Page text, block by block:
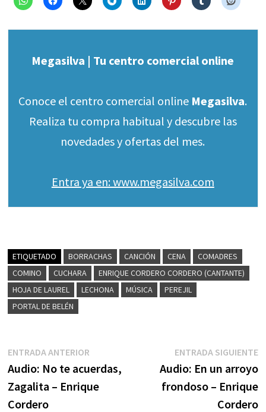
Megasilva | Tu centro comercial online
Conoce el centro comercial online Megasilva.
Realiza tu compra habitual y descubre las
novedades y ofertas del mes.
Entra ya en: www.megasilva.com
ETIQUETADO BORRACHAS CANCIÓN CENA
COMADRES
COMINO
CUCHARA
ENRIQUE CORDERO CORDERO (CANTANTE)
HOJA DE LAUREL
LECHONA MÚSICA
PEREJIL
PORTAL DE BELÉN
Navegación
de
entradas
ENTRADA ANTERIOREntrada
anterior:
Audio: No te acuerdas,
Zagalita – Enrique
Cordero
ENTRADA SIGUIENTE
Audio: En un arroyo
frondoso – Enrique
Cordero